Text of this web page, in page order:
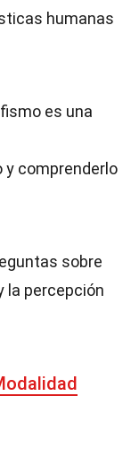
humanas
es una
y comprenderlo
sobre
la percepción